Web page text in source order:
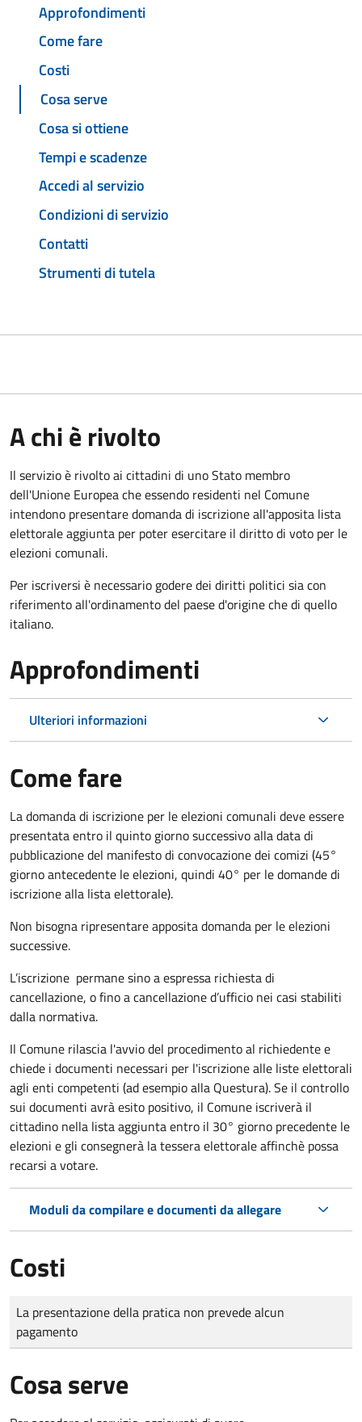
Approfondimenti
Come fare
Costi
Cosa serve
Cosa si ottiene
Tempi e scadenze
Accedi al servizio
Condizioni di servizio
Contatti
Strumenti di tutela
A chi è rivolto
Il servizio è rivolto ai cittadini di uno Stato membro
dell'Unione Europea che essendo residenti nel Comune
intendono presentare domanda di iscrizione all'apposita lista
elettorale aggiunta per poter esercitare il diritto di voto per le
elezioni comunali.
Per iscriversi è necessario godere dei diritti politici sia con
riferimento all'ordinamento del paese d'origine che di quello
italiano.
Approfondimenti
Ulteriori informazioni
Come fare
La domanda di iscrizione per le elezioni comunali deve essere
presentata entro il quinto giorno successivo alla data di
pubblicazione del manifesto di convocazione dei comizi (45°
giorno antecedente le elezioni, quindi 40° per le domande di
iscrizione alla lista elettorale).
Non bisogna ripresentare apposita domanda per le elezioni
successive.
L’iscrizione permane sino a espressa richiesta di
cancellazione, o fino a cancellazione d’ufficio nei casi stabiliti
dalla normativa.
Il Comune rilascia l'avvio del procedimento al richiedente e
chiede i documenti necessari per l'iscrizione alle liste elettorali
agli enti competenti (ad esempio alla Questura). Se il controllo
sui documenti avrà esito positivo, il Comune iscriverà il
cittadino nella lista aggiunta entro il 30° giorno precedente le
elezioni e gli consegnerà la tessera elettorale affinchè possa
recarsi a votare.
Moduli da compilare e documenti da allegare
Costi
Tipo di pagamento
Importo
La presentazione della pratica non prevede alcun
pagamento
Cosa serve